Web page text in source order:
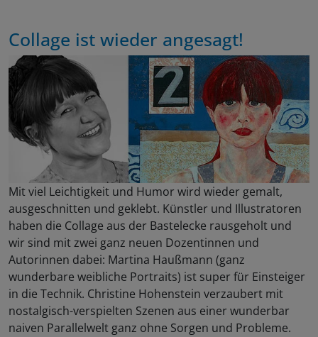
Collage ist wieder angesagt!
Mit viel Leichtigkeit und Humor wird wieder gemalt,
ausgeschnitten und geklebt. Künstler und Illustratoren
haben die Collage aus der Bastelecke rausgeholt und
wir sind mit zwei ganz neuen Dozentinnen und
Autorinnen dabei: Martina Haußmann (ganz
wunderbare weibliche Portraits) ist super für Einsteiger
in die Technik. Christine Hohenstein verzaubert mit
nostalgisch-verspielten Szenen aus einer wunderbar
naiven Parallelwelt ganz ohne Sorgen und Probleme.